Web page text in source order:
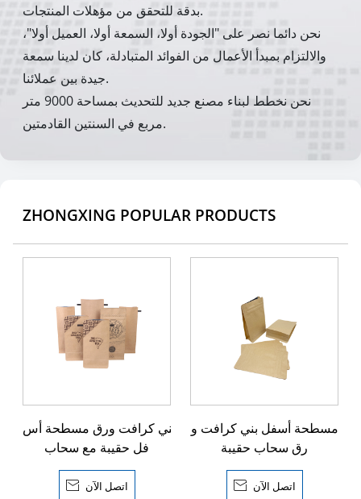
بدقة للتحقق من مؤهلات المنتجات.
نحن دائما نصر على "الجودة أولا، السمعة أولا، العميل أولا"،
والالتزام بمبدأ الأعمال من الفوائد المتبادلة، كان لدينا سمعة
جيدة بين عملائنا.
نحن نخطط لبناء مصنع جديد للتحديث بمساحة 9000 متر
مربع في السنتين القادمتين.
ZHONGXING POPULAR PRODUCTS
بني كرافت ورق مسطحة أس
فل حقيبة مع سحاب
 اتصل الآن
مسطحة أسفل بني كرافت و
رق سحاب حقيبة
 اتصل الآن